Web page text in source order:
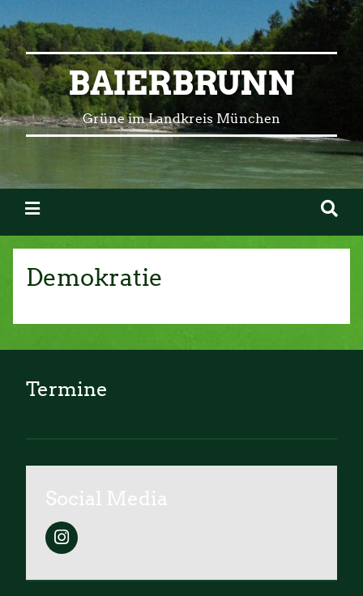
BAIERBRUNN
Grüne im Landkreis München
Demokratie
Termine
Social Media